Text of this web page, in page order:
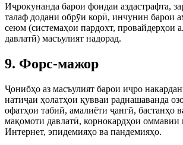
Иҷрокунанда барои фоидаи аздастрафта,
талаф додани обрӯи корӣ, инчунин барои
сеюм (системаҳои пардохт, провайдерҳои
давлатӣ) масъулият надорад.
9. Форс-мажор
Ҷонибҳо аз масъулият барои иҷро
натиҷаи ҳолатҳои қувваи раднашаванда
офатҳои табиӣ, амалиёти ҷангӣ, бастанҳо
мақомоти давлатӣ, корнокардҳои оммавии
Интернет, эпидемияҳо ва пандемияҳо.